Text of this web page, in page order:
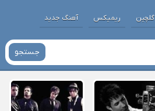
گلچین ریمیکس آهنگ جدید
جستجو